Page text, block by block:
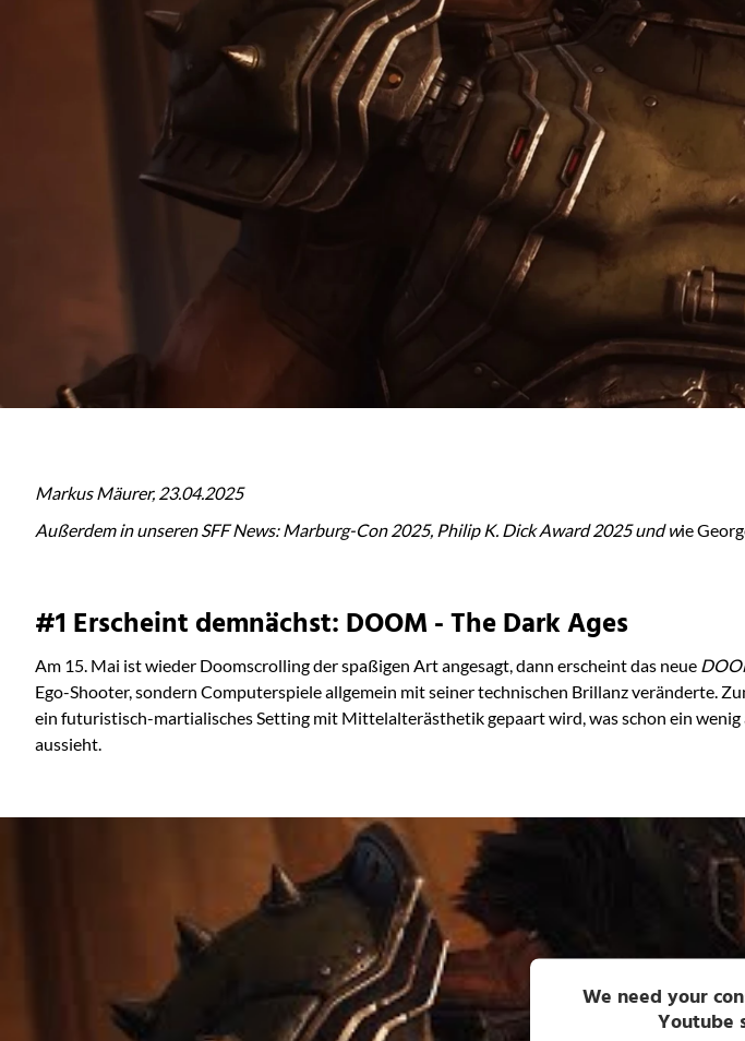
Markus Mäurer, 23.04.2025
Außerdem in unseren SFF News:Marburg-Con 2025, Philip K. Dick Award 2025 und wie
#1 Erscheint demnächst: DOOM - The Dark Ages
Am 15. Mai ist wieder Doomscrolling der spaßigen Art angesagt, dann erscheint das neue
Ego-Shooter, sondern Computerspiele allgemein mit seiner technischen Brillanz veränderte.
ein futuristisch-martialisches Setting mit Mittelalterästhetik gepaart wird, was schon ein wenig
aussieht.
We need your
Youtube